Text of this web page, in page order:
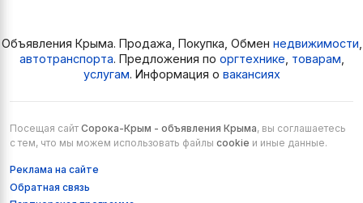
Объявления Крыма. Продажа, Покупка, Обмен недвижимости
автотранспорта. Предложения по оргтехнике товарам
услугам. Информация о вакансиях
Посещая сайт Сорока-Крым - объявления Крыма, вы соглашаетесь
с тем, что мы можем использовать файлы cookie и иные данные.
Реклама на сайте
Обратная связь